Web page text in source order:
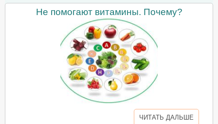
Не помогают витамины. Почему?
ЧИТАТЬ ДАЛЬШЕ